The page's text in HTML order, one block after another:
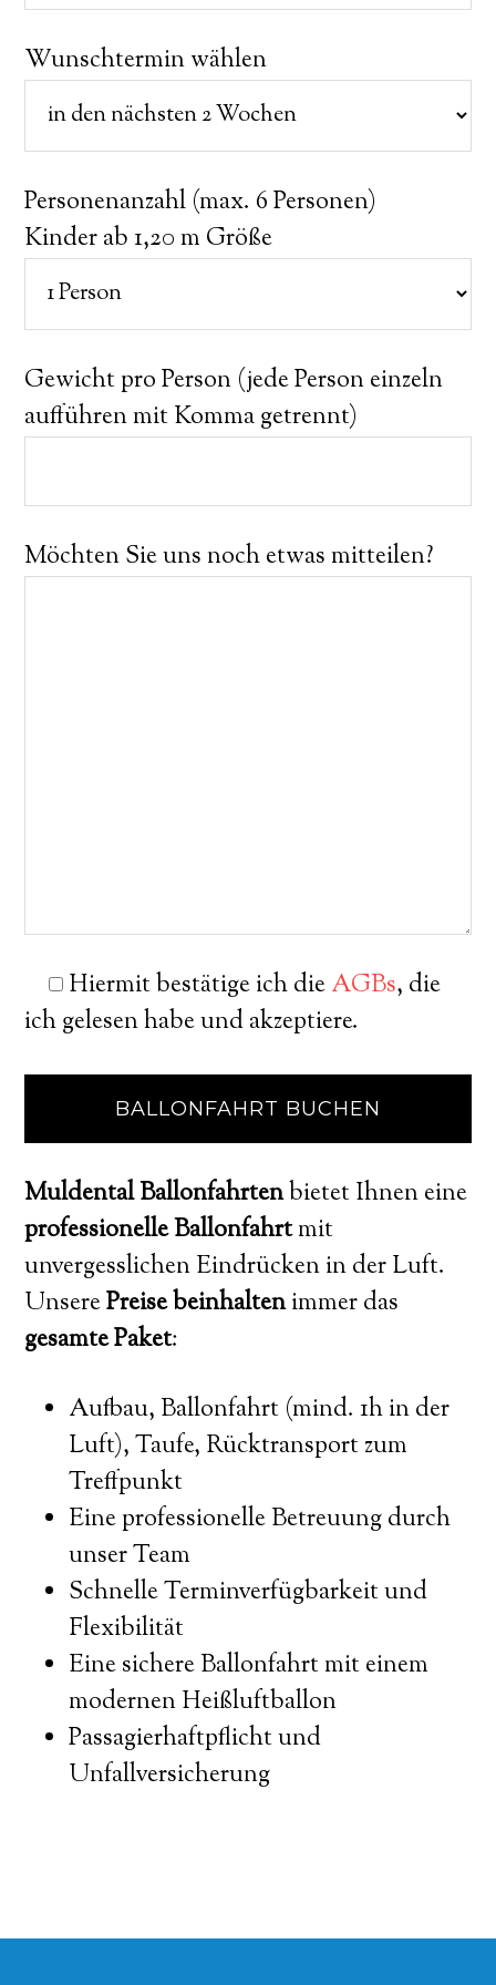
Wunschtermin wählen
Personenanzahl (max. 6 Personen)
Kinder ab 1,20 m Größe
Gewicht pro Person (jede Person einzeln
aufführen mit Komma getrennt)
Möchten Sie uns noch etwas mitteilen?
Hiermit bestätige ich dieAGBs, die
ich gelesen habe und akzeptiere.
Muldental Ballonfahrtenbietet Ihnen eine
professionelle Ballonfahrtmit
unvergesslichen Eindrücken in der Luft.
UnserePreise beinhaltenimmer das
gesamte Paket:
Aufbau, Ballonfahrt (mind. 1h in der
Luft), Taufe, Rücktransport zum
Treffpunkt
Eine professionelle Betreuung durch
unser Team
Schnelle Terminverfügbarkeit und
Flexibilität
Eine sichere Ballonfahrt mit einem
modernen Heißluftballon
Passagierhaftpflicht und
Unfallversicherung